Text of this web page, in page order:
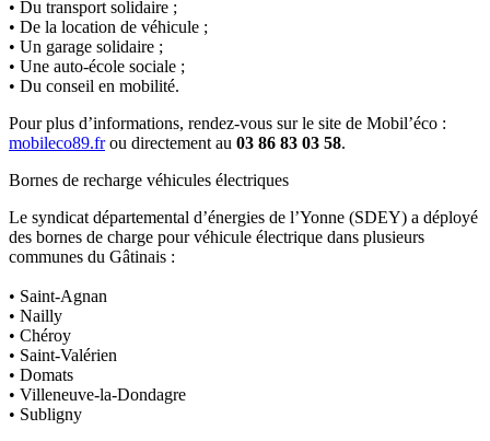
• Du transport solidaire ;
• De la location de véhicule ;
• Un garage solidaire ;
• Une auto-école sociale ;
• Du conseil en mobilité.
Pour plus d’informations, rendez-vous sur le site de Mobil’éco :
mobileco89.frou directement au 03 86 83 03 58.
Bornes de recharge véhicules électriques
Le syndicat départemental d’énergies de l’Yonne (SDEY) a déployé
des bornes de charge pour véhicule électrique dans plusieurs
communes du Gâtinais :
• Saint-Agnan
• Nailly
• Chéroy
• Saint-Valérien
• Domats
• Villeneuve-la-Dondagre
• Subligny